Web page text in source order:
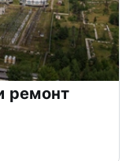
ремонт